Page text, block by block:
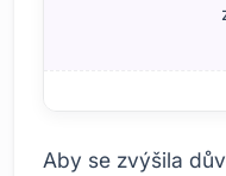
Aby se zvýšila